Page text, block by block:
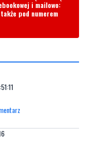
samym poscie faktu iż